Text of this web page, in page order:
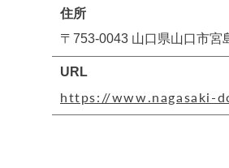
住所
〒753-0043 山口県山口市宮
URL
https://www.nagasaki-